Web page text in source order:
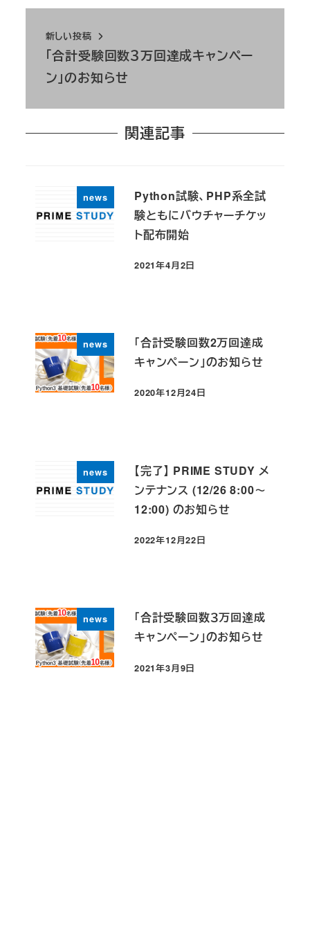
新しい投稿
「合計受験回数３万回達成キャンペー
ン」のお知らせ
関連記事
news
Python試験、PHP系全試
験ともにバウチャーチケッ
ト配布開始
投稿日
2021年4月2日
news
「合計受験回数2万回達成
キャンペーン」のお知らせ
投稿日
2020年12月24日
news
【完了】 PRIME STUDY メ
ンテナンス (12/26 8:00～
12:00) のお知らせ
投稿日
2022年12月22日
news
「合計受験回数３万回達成
キャンペーン」のお知らせ
投稿日
2021年3月9日